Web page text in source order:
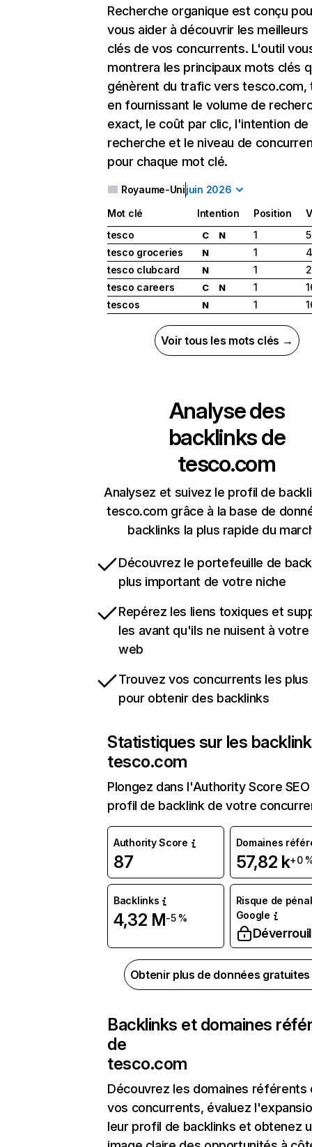
Recherche organique est conçu
vous aider à découvrir les
clés de vos concurrents. L'outil
montrera les principaux mots clés
génèrent du trafic vers tesco.com,
en fournissant le volume de
exact, le coût par clic, l'intention de
recherche et le niveau de
pour chaque mot clé.
Royaume-Unijuin 2026
Mot clé Intention Position
tesco
C N 1
tesco groceries
N 1
tesco clubcard
N 1
tesco careers
C N 1
tescos
N 1
Voir tous les mots clés →
Analyse des
backlinks de
tesco.com
Analysez et suivez le profil de
tesco.com grâce à la base de
backlinks la plus rapide du
Découvrez le portefeuille de
plus important de votre niche
Repérez les liens toxiques et
les avant qu'ils ne nuisent à
web
Trouvez vos concurrents les
pour obtenir des backlinks
Statistiques sur les
tesco.com
Plongez dans l'Authority Score
profil de backlink de votre
Authority Score
87
Domaines
57,82 k+0
Backlinks
4,32 M-5 %
Risque de
Google
Obtenir plus de données
Backlinks et domaines
de
tesco.com
Découvrez les domaines référents
vos concurrents, évaluez
leur profil de backlinks et obtenez